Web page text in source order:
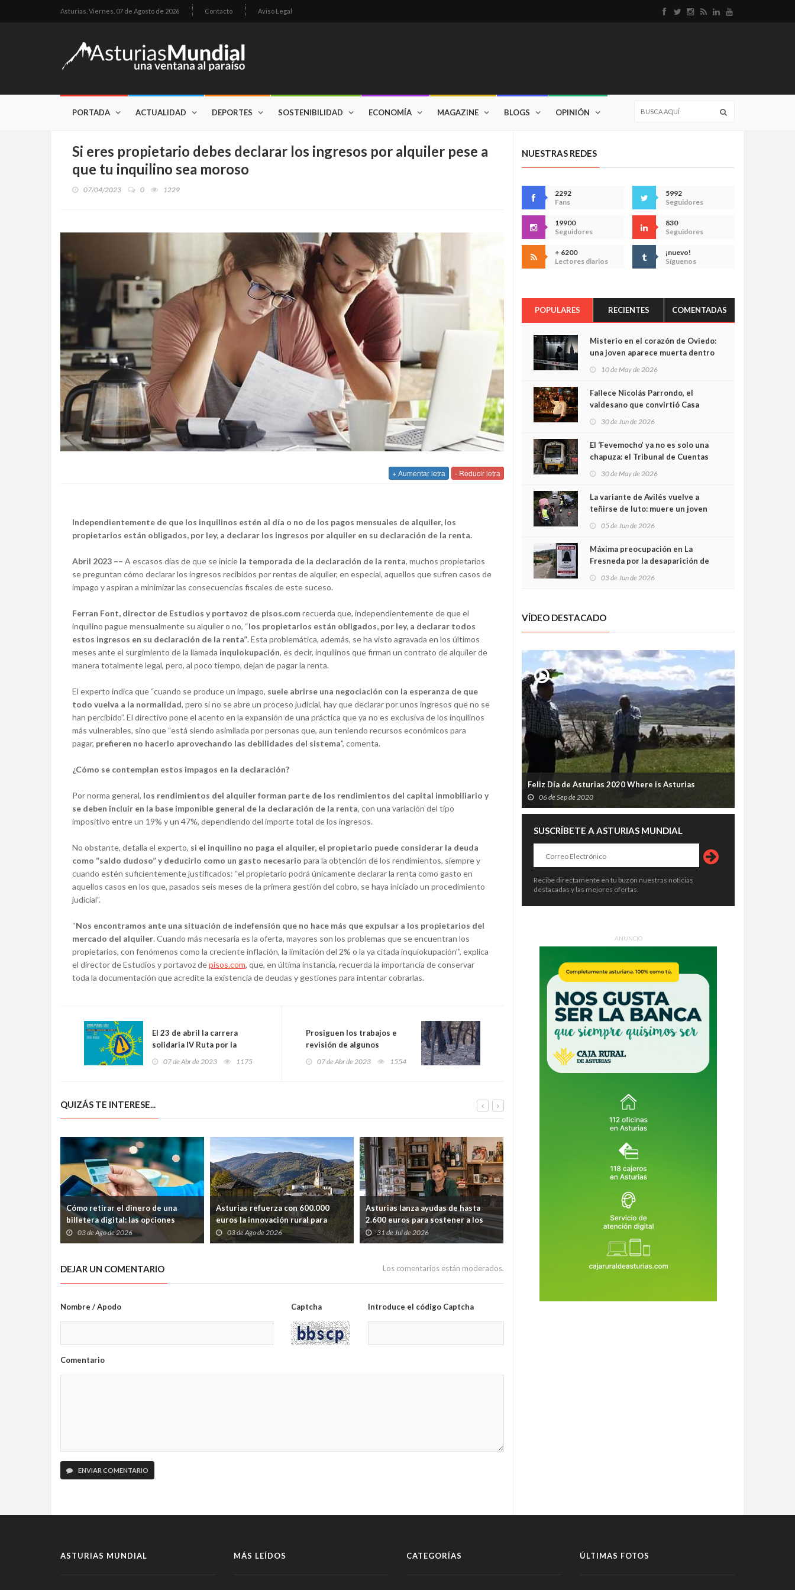
Asturias, Viernes, 07 de Agosto de 2026 Contacto Aviso Legal
PORTADA ACTUALIDAD DEPORTES SOSTENIBILIDAD ECONOMÍA MAGAZINE BLOGS OPINIÓN
Si eres propietario debes declarar los ingresos por alquiler pese a
que tu inquilino sea moroso
07/04/2023 0 1229
+ Aumentar letra - Reducir letra
Independientemente de que los inquilinos estén al día o no de los pagos mensuales de alquiler, los
propietarios están obligados, por ley, a declarar los ingresos por alquiler en su declaración de la renta.
Abril 2023 –– A escasos días de que se inicie la temporada de la declaración de la renta, muchos propietarios
se preguntan cómo declarar los ingresos recibidos por rentas de alquiler, en especial, aquellos que sufren casos de
impago y aspiran a minimizar las consecuencias fiscales de este suceso.
Ferran Font, director de Estudios y portavoz de pisos.comrecuerda que, independientemente de que el
inquilino pague mensualmente su alquiler o no, “los propietarios están obligados, por ley, a declarar todos
estos ingresos en su declaración de la renta”. Esta problemática, además, se ha visto agravada en los últimos
meses ante el surgimiento de la llamada inquiokupación, es decir, inquilinos que firman un contrato de alquiler de
manera totalmente legal, pero, al poco tiempo, dejan de pagar la renta.
El experto indica que “cuando se produce un impago, suele abrirse una negociación con la esperanza de que
todo vuelva a la normalidad, pero si no se abre un proceso judicial, hay que declarar por unos ingresos que no se
han percibido”. El directivo pone el acento en la expansión de una práctica que ya no es exclusiva de los inquilinos
más vulnerables, sino que “está siendo asimilada por personas que, aun teniendo recursos económicos para
pagar, prefieren no hacerlo aprovechando las debilidades del sistema”, comenta.
¿Cómo se contemplan estos impagos en la declaración?
Por norma general, los rendimientos del alquiler forman parte de los rendimientos del capital inmobiliario y
se deben incluir en la base imponible general de la declaración de la renta, con una variación del tipo
impositivo entre un 19% y un 47%, dependiendo del importe total de los ingresos.
No obstante, detalla el experto, si el inquilino no paga el alquiler, el propietario puede considerar la deuda
como “saldo dudoso” y deducirlo como un gasto necesario para la obtención de los rendimientos, siempre y
cuando estén suficientemente justificados: “el propietario podrá únicamente declarar la renta como gasto en
aquellos casos en los que, pasados seis meses de la primera gestión del cobro, se haya iniciado un procedimiento
judicial”.
“Nos encontramos ante una situación de indefensión que no hace más que expulsar a los propietarios del
mercado del alquiler. Cuando más necesaria es la oferta, mayores son los problemas que se encuentran los
propietarios, con fenómenos como la creciente inflación, la limitación del 2% o la ya citada inquiokupación’”, explica
el director de Estudios y portavoz depisos.com, que, en última instancia, recuerda la importancia de conservar
toda la documentación que acredite la existencia de deudas y gestiones para intentar cobrarlas.
El 23 de abril la carrera
solidaria IV Ruta por la
Seguridad en Oviedo
07 de Abr de 2023 1175
Prosiguen los trabajos e
revisión de algunos
incendios forestales de la
07 de Abr de 2023 1554
QUIZÁS TE INTERESE...
Cómo retirar el dinero de una
billetera digital: las opciones
disponibles
03 de Ago de 2026
Asturias refuerza con 600.000
euros la innovación rural para
frenar la pérdida de población
03 de Ago de 2026
Asturias lanza ayudas de hasta
2.600 euros para sostener a los
autónomos de los pueblos con
menos población
31 de Jul de 2026
Asturias destina 5,5 millones a
limpiar montes, prevenir incendios
y recuperar bosques dañados
DEJAR UN COMENTARIO Los comentarios están moderados.
Nombre / Apodo Captcha Introduce el código Captcha
Comentario
ENVIAR COMENTARIO
NUESTRAS REDES
2292
Fans
5992
Seguidores
19900
Seguidores
830
Seguidores
+ 6200
Lectores diarios
¡nuevo!
Síguenos
POPULARES RECIENTES COMENTADAS
Misterio en el corazón de Oviedo:
una joven aparece muerta dentro
cámaras captan sus últimos
minutos
10 de May de 2026
Fallece Nicolás Parrondo, el
valdesano que convirtió Casa
30 de Jun de 2026
El ‘Fevemocho’ ya no es solo una
chapuza: el Tribunal de Cuentas
sobrecoste de los trenes que no
cabían por los túneles
30 de May de 2026
La variante de Avilés vuelve a
teñirse de luto: muere un joven
05 de Jun de 2026
Máxima preocupación en La
Fresneda por la desaparición de
03 de Jun de 2026
VÍDEO DESTACADO
Feliz Día de Asturias 2020 Where is Asturias
06 de Sep de 2020
SUSCRÍBETE A ASTURIAS MUNDIAL
Recibe directamente en tu buzón nuestras noticias
destacadas y las mejores ofertas.
ANUNCIO
ASTURIAS MUNDIAL MÁS LEÍDOS CATEGORÍAS ÚLTIMAS FOTOS